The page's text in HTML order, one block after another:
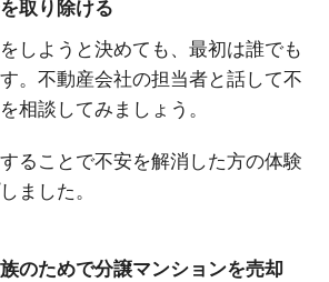
取り除ける
しようと決めても、最初は誰でも
。不動産会社の担当者と話して不
相談してみましょう。
ることで不安を解消した方の体験
ました。
のためで分譲マンションを売却